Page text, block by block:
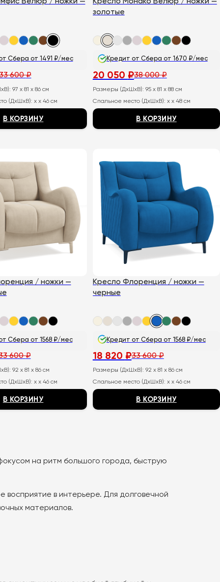
Сбера от 1491 ₽/мес
600₽
97 x 81 x 86 см
(ДхШхВ): x x 46 см
В КОРЗИНУ
золотые
Кредит от Сбера от 1670 ₽/мес
38 000₽
Первоначальная
составляла
000
₽.
20 050 ₽
Текущая
20
₽.
Размеры (ДхШхВ): 95 x 81 x 88 см
Спальное место (ДхШхВ): x x 48 см
В КОРЗИНУ
имеет
несколько
вариаций.
Опции
можно
выбрать
странице
/ ножки —
Сбера от 1568 ₽/мес
600₽
92 x 81 x 86 см
(ДхШхВ): x x 46 см
В КОРЗИНУ
Кресло Флоренция / ножки —
черные
Кредит от Сбера от 1568 ₽/мес
33 600₽
Первоначальная
составляла
600
₽.
18 820 ₽
Текущая
18
₽.
Размеры (ДхШхВ): 92 x 81 x 86 см
Спальное место (ДхШхВ): x x 46 см
В КОРЗИНУ
вариаций.
можно
на ритм большого города, быструю
в интерьере. Для долговечной
материалов.